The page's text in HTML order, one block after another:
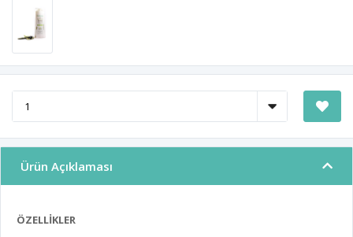
Ürün Açıklaması
ÖZELLİKLER